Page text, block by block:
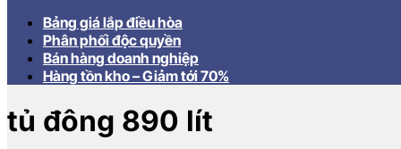
Bảng giá lắp điều hòa
Phân phối độc quyền
Bán hàng doanh nghiệp
Hàng tồn kho – Giảm tới 70%
tủ đông 890 lít